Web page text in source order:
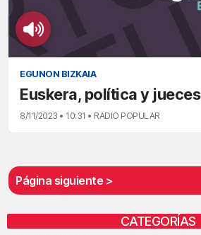
EGUNON BIZKAIA
Euskera, política y jueces
8/11/2023 • 10:31 • RADIO POPULAR
Página siguiente >
CATEGORÍAS